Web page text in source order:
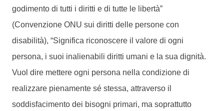
godimento di tutti i diritti e di tutte le libertà”
(Convenzione ONU sui diritti delle persone con
disabilità), “Significa riconoscere il valore di ogni
persona, i suoi inalienabili diritti umani e la sua dignità.
Vuol dire mettere ogni persona nella condizione di
realizzare pienamente sé stessa, attraverso il
soddisfacimento dei bisogni primari, ma soprattutto